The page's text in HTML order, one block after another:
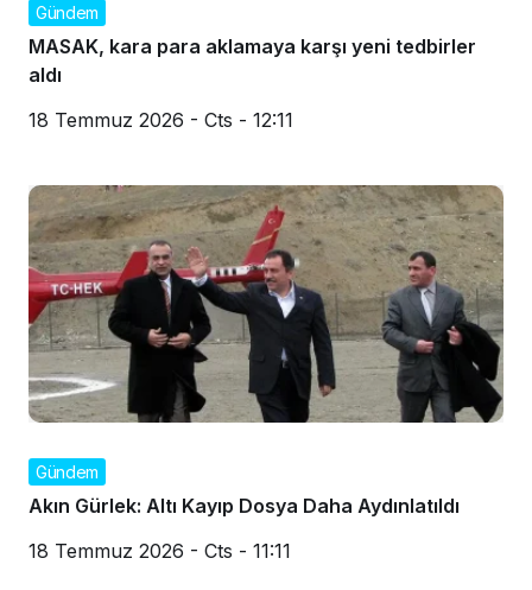
Gündem
MASAK, kara para aklamaya karşı yeni tedbirler
aldı
18 Temmuz 2026 - Cts - 12:11
Gündem
Akın Gürlek: Altı Kayıp Dosya Daha Aydınlatıldı
18 Temmuz 2026 - Cts - 11:11